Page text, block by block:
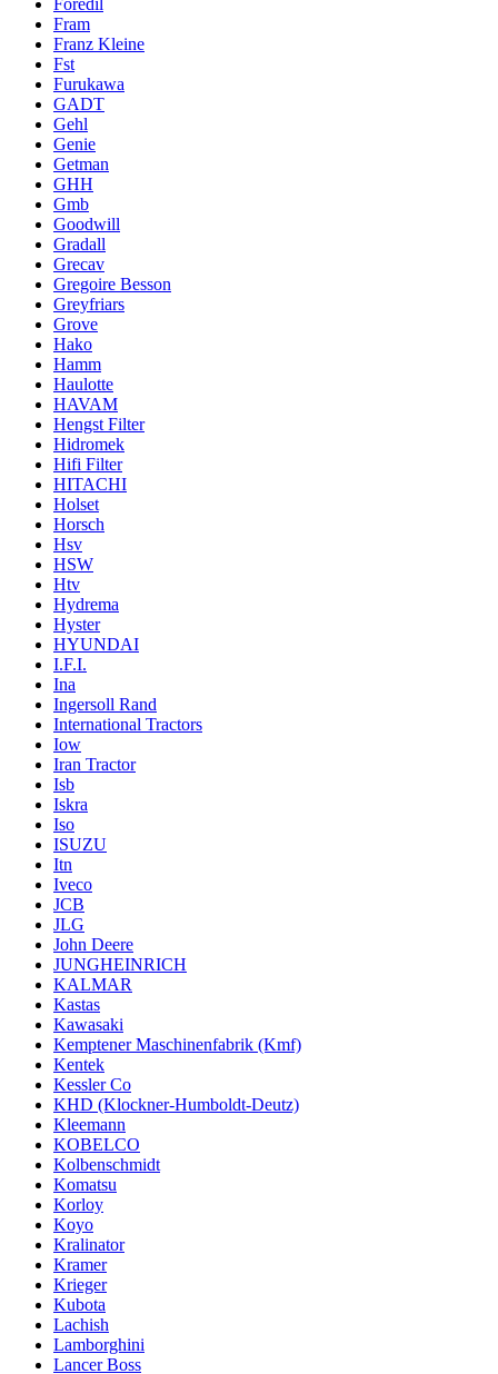
Foredil
Fram
Franz Kleine
Fst
Furukawa
GADT
Gehl
Genie
Getman
GHH
Gmb
Goodwill
Gradall
Grecav
Gregoire Besson
Greyfriars
Grove
Hako
Hamm
Haulotte
HAVAM
Hengst Filter
Hidromek
Hifi Filter
HITACHI
Holset
Horsch
Hsv
HSW
Htv
Hydrema
Hyster
HYUNDAI
I.F.I.
Ina
Ingersoll Rand
International Tractors
Iow
Iran Tractor
Isb
Iskra
Iso
ISUZU
Itn
Iveco
JCB
JLG
John Deere
JUNGHEINRICH
KALMAR
Kastas
Kawasaki
Kemptener Maschinenfabrik (Kmf)
Kentek
Kessler Co
KHD (Klockner-Humboldt-Deutz)
Kleemann
KOBELCO
Kolbenschmidt
Komatsu
Korloy
Koyo
Kralinator
Kramer
Krieger
Kubota
Lachish
Lamborghini
Lancer Boss